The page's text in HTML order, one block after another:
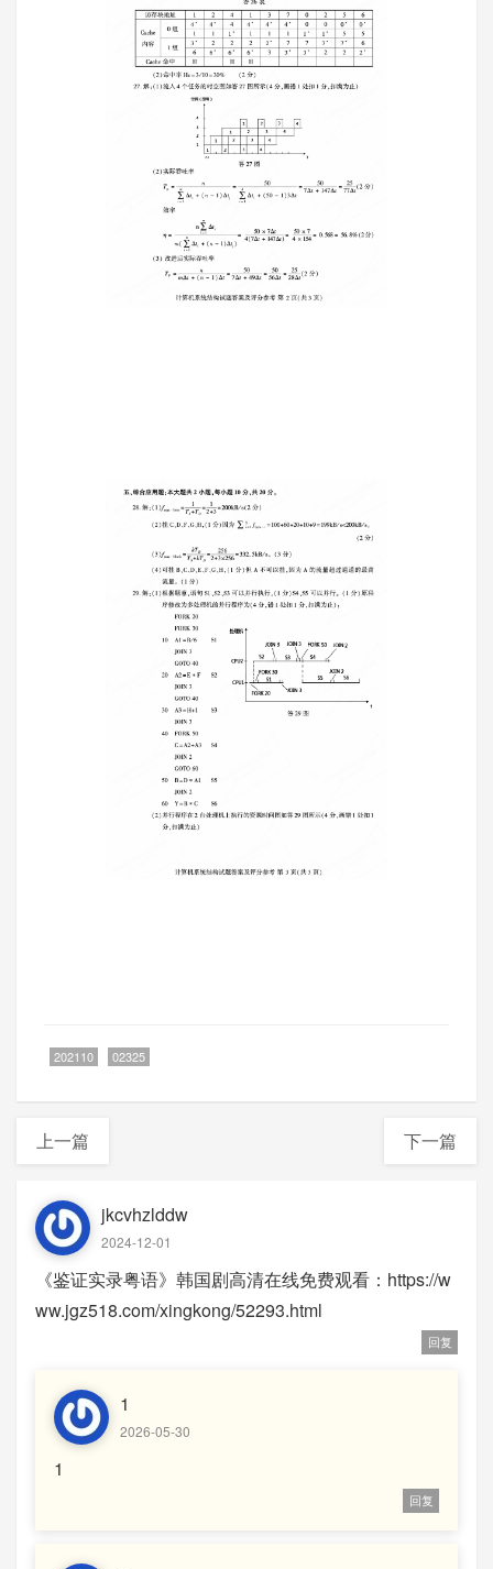
202110 02325
上一篇 下一篇
jkcvhzlddw
2024-12-01
《鉴证实录粤语》韩国剧高清在线免费观看：https://w
ww.jgz518.com/xingkong/52293.html
回复
1
2026-05-30
1
回复